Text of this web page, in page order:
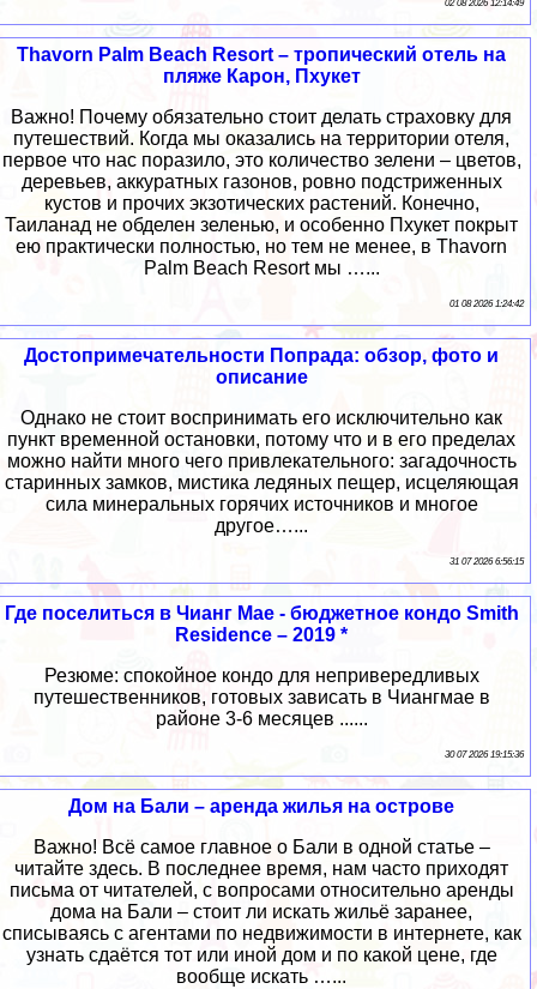
02 08 2026 12:14:49
Thavorn Palm Beach Resort – тропический отель на
пляже Карон, Пхукет
Важно! Почему обязательно стоит делать страховку для
путешествий. Когда мы оказались на территории отеля,
первое что нас поразило, это количество зелени – цветов,
деревьев, аккуратных газонов, ровно подстриженных
кустов и прочих экзотических растений. Конечно,
Таиланад не обделен зеленью, и особенно Пхукет покрыт
ею практически полностью, но тем не менее, в Thavorn
Palm Beach Resort мы …...
01 08 2026 1:24:42
Достопримечательности Попрада: обзор, фото и
описание
Однако не стоит воспринимать его исключительно как
пункт временной остановки, потому что и в его пределах
можно найти много чего привлекательного: загадочность
старинных замков, мистика ледяных пещер, исцеляющая
сила минеральных горячих источников и многое
другое…...
31 07 2026 6:56:15
Где поселиться в Чианг Мае - бюджетное кондо Smith
Residence – 2019 *
Резюме: спокойное кондо для непривередливых
путешественников, готовых зависать в Чиангмае в
районе 3-6 месяцев ......
30 07 2026 19:15:36
Дом на Бали – аренда жилья на острове
Важно! Всё самое главное о Бали в одной статье –
читайте здесь. В последнее время, нам часто приходят
письма от читателей, с вопросами относительно аренды
дома на Бали – стоит ли искать жильё заранее,
списываясь с агентами по недвижимости в интернете, как
узнать сдаётся тот или иной дом и по какой цене, где
вообще искать …...